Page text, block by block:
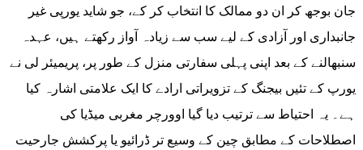
جان بوجھ کر ان دو ممالک کا انتخاب کر کے، جو شاید یورپی غیر
جانبداری اور آزادی کے لیے سب سے زیادہ آواز رکھتے ہیں، عہدہ
سنبھالنے کے بعد اپنی پہلی سفارتی منزل کے طور پر، پریمیئر لی نے
یورپ کے تئیں بیجنگ کے تزویراتی ارادے کا ایک علامتی اشارہ کیا
ہے۔ یہ احتیاط سے ترتیب دیا گیا اوورچر مغربی میڈیا کی
اصطلاحات کے مطابق چین کے وسیع تر ڈرائیو یا پرکشش جارحیت